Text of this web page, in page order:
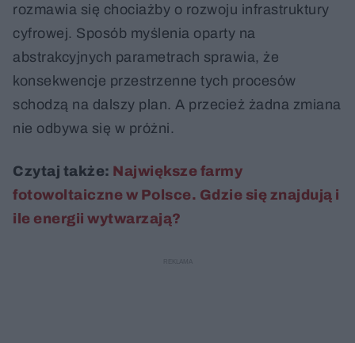
rozmawia się chociażby o rozwoju infrastruktury
cyfrowej. Sposób myślenia oparty na
abstrakcyjnych parametrach sprawia, że
konsekwencje przestrzenne tych procesów
schodzą na dalszy plan. A przecież żadna zmiana
nie odbywa się w próżni.
Czytaj także: Największe farmy
fotowoltaiczne w Polsce. Gdzie się znajdują i
ile energii wytwarzają?